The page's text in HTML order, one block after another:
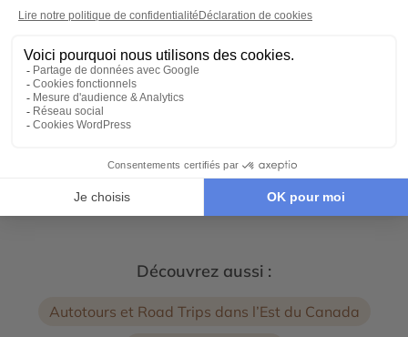
Faunique Mastigouche - Reserve Faunique Saint
Maurice
←
Voir tous nos voyages Canada
Découvrez aussi :
Autotours et Road Trips dans l’Est du Canada